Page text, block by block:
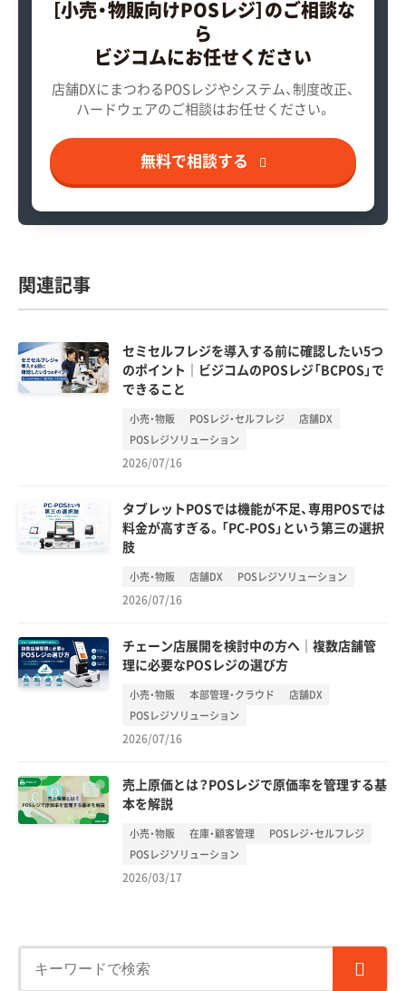
［小売・物販向けPOSレジ］のご相談な
ら
ビジコムにお任せください
店舗DXにまつわるPOSレジやシステム、制度改正、
ハードウェアのご相談はお任せください。
無料で相談する
関連記事
セミセルフレジを導入する前に確認したい5つ
のポイント｜ビジコムのPOSレジ「BCPOS」で
できること
小売・物販 POSレジ・セルフレジ 店舗DX
POSレジソリューション
2026/07/16
タブレットPOSでは機能が不足、専用POSでは
料金が高すぎる。「PC-POS」という第三の選択
肢
小売・物販 店舗DX POSレジソリューション
2026/07/16
チェーン店展開を検討中の方へ｜複数店舗管
理に必要なPOSレジの選び方
小売・物販 本部管理・クラウド 店舗DX
POSレジソリューション
2026/07/16
売上原価とは？POSレジで原価率を管理する基
本を解説
小売・物販 在庫・顧客管理 POSレジ・セルフレジ
POSレジソリューション
2026/03/17